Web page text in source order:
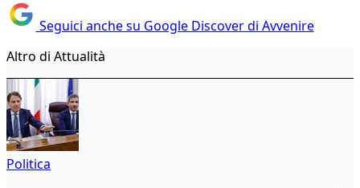
Seguici anche su Google Discover di Avvenire
Altro di Attualità
Politica